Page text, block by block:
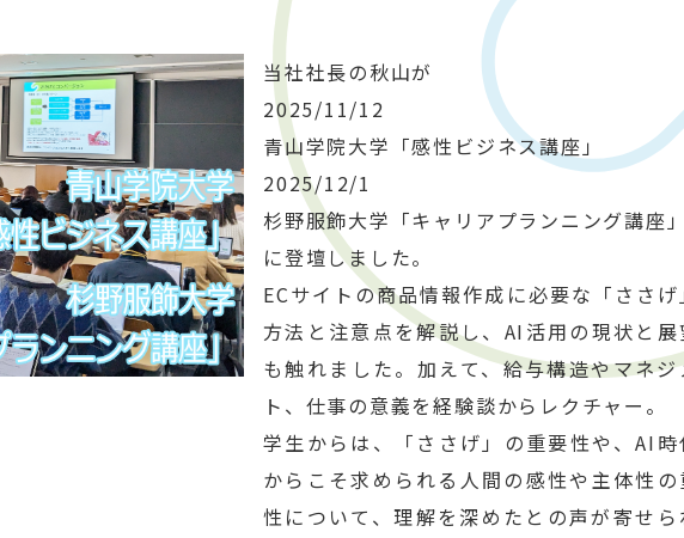
当社社長の秋山が
2025/11/12
青山学院大学「感性ビジネス講座」
2025/12/1
杉野服飾大学「キャリアプランニング講座」
に登壇しました。
ECサイトの商品情報作成に必要な「ささげ
方法と注意点を解説し、AI活用の現状と
も触れました。加えて、給与構造やマネジ
ト、仕事の意義を経験談からレクチャー。
学生からは、「ささげ」の重要性や、AI時
からこそ求められる人間の感性や主体性の
性について、理解を深めたとの声が寄せら